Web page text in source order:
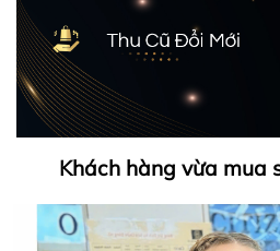
Khách hàng vừa mua